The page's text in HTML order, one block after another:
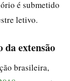
é submetido
letivo.
extensão
brasileira,